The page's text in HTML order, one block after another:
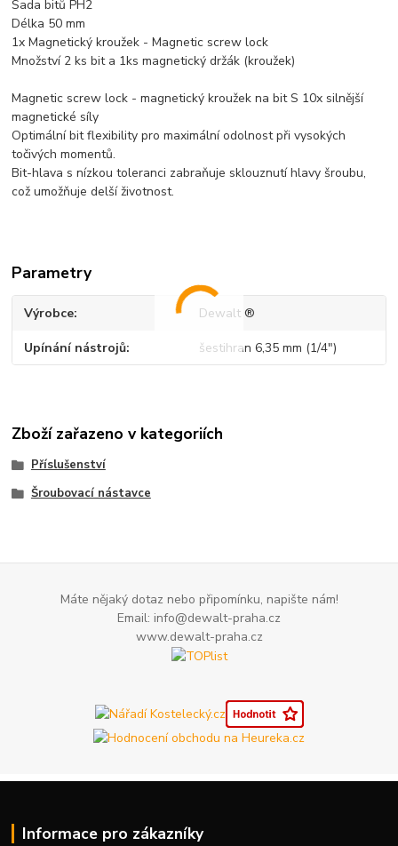
Sada bitů PH2
Délka 50 mm
1x Magnetický kroužek - Magnetic screw lock
Množství 2 ks bit a 1ks magnetický držák (kroužek)
Magnetic screw lock - magnetický kroužek na bit S 10x silnější
magnetické síly
Optimální bit flexibility pro maximální odolnost při vysokých
točivých momentů.
Bit-hlava s nízkou toleranci zabraňuje sklouznutí hlavy šroubu,
což umožňuje delší životnost.
Parametry
Výrobce Dewalt ®
Upínání nástrojů šestihran 6,35 mm (1/4")
Zboží zařazeno v kategoriích
Příslušenství
Šroubovací nástavce
Máte nějaký dotaz nebo připomínku, napište nám!
Email: info@dewalt-praha.cz
www.dewalt-praha.cz
Informace pro zákazníky